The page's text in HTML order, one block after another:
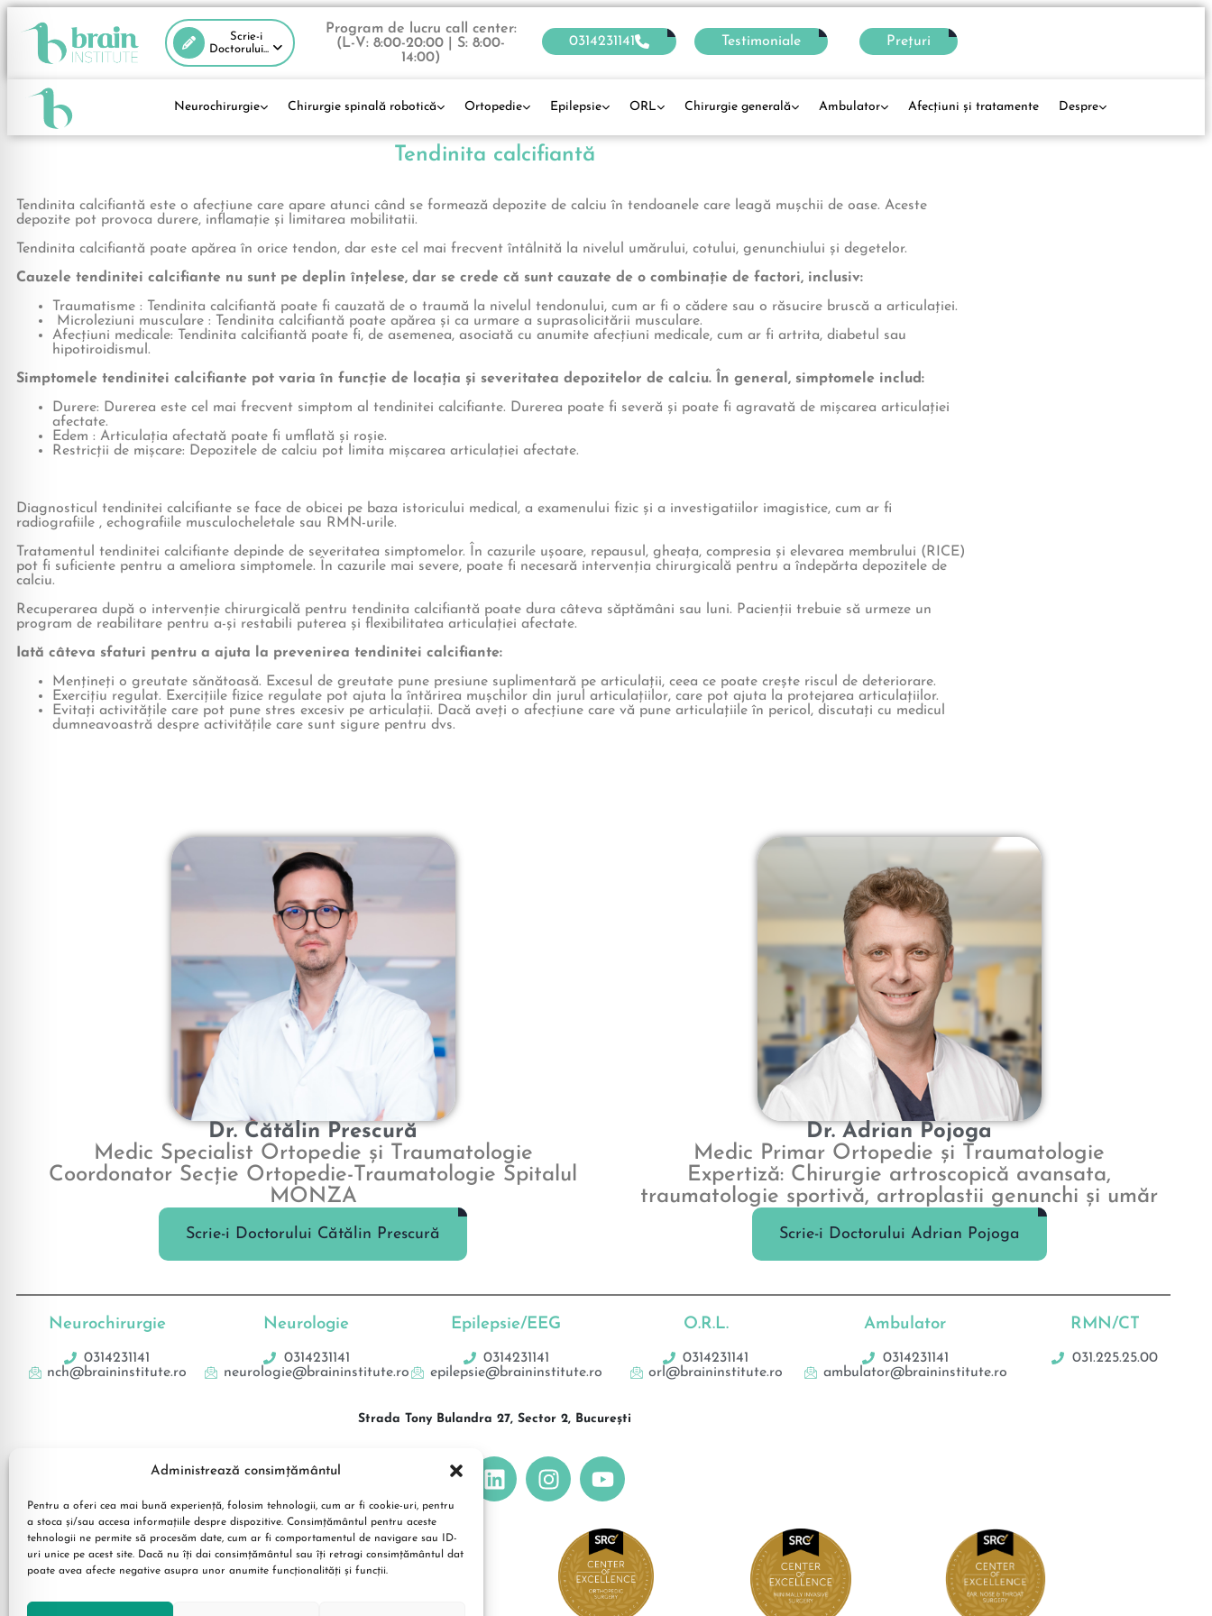
Administrează consimțământul
Pentru a oferi cea mai bună experiență, folosim tehnologii, cum ar fi cookie-uri, pentru
a stoca și/sau accesa informațiile despre dispozitive. Consimțământul pentru aceste
tehnologii ne permite să procesăm date, cum ar fi comportamentul de navigare sau ID-
uri unice pe acest site. Dacă nu îți dai consimțământul sau îți retragi consimțământul dat
poate avea afecte negative asupra unor anumite funcționalități și funcții.
Scrie-i
Doctorului...
Program de lucru call center:
(L-V: 8:00-20:00 | S: 8:00-
14:00)
0314231141 Testimoniale Prețuri
Neurochirurgie Chirurgie spinală robotică Ortopedie Epilepsie ORL Chirurgie generală Ambulator Afecţiuni și tratamente Despre
Tendinita calcifiantă
Tendinita calcifiantă este o afecțiune care apare atunci când se formează depozite de calciu în tendoanele care leagă mușchii de oase. Aceste
depozite pot provoca durere, inflamație și limitarea mobilitatii.
Tendinita calcifiantă poate apărea în orice tendon, dar este cel mai frecvent întâlnită la nivelul umărului, cotului, genunchiului și degetelor.
Cauzele tendinitei calcifiante nu sunt pe deplin înțelese, dar se crede că sunt cauzate de o combinație de factori, inclusiv:
Traumatisme : Tendinita calcifiantă poate fi cauzată de o traumă la nivelul tendonului, cum ar fi o cădere sau o răsucire bruscă a articulației.
Microleziuni musculare : Tendinita calcifiantă poate apărea și ca urmare a suprasolicitării musculare.
Afecțiuni medicale: Tendinita calcifiantă poate fi, de asemenea, asociată cu anumite afecțiuni medicale, cum ar fi artrita, diabetul sau
hipotiroidismul.
Simptomele tendinitei calcifiante pot varia în funcție de locația și severitatea depozitelor de calciu. În general, simptomele includ:
Durere: Durerea este cel mai frecvent simptom al tendinitei calcifiante. Durerea poate fi severă și poate fi agravată de mișcarea articulației
afectate.
Edem : Articulația afectată poate fi umflată și roșie.
Restricții de mișcare: Depozitele de calciu pot limita mișcarea articulației afectate.
Diagnosticul tendinitei calcifiante se face de obicei pe baza istoricului medical, a examenului fizic și a investigatiilor imagistice, cum ar fi
radiografiile , echografiile musculocheletale sau RMN-urile.
Tratamentul tendinitei calcifiante depinde de severitatea simptomelor. În cazurile ușoare, repausul, gheața, compresia și elevarea membrului (RICE)
pot fi suficiente pentru a ameliora simptomele. În cazurile mai severe, poate fi necesară intervenția chirurgicală pentru a îndepărta depozitele de
calciu.
Recuperarea după o intervenție chirurgicală pentru tendinita calcifiantă poate dura câteva săptămâni sau luni. Pacienții trebuie să urmeze un
program de reabilitare pentru a-și restabili puterea și flexibilitatea articulației afectate.
Iată câteva sfaturi pentru a ajuta la prevenirea tendinitei calcifiante:
Mențineți o greutate sănătoasă. Excesul de greutate pune presiune suplimentară pe articulații, ceea ce poate crește riscul de deteriorare.
Exercițiu regulat. Exercițiile fizice regulate pot ajuta la întărirea mușchilor din jurul articulațiilor, care pot ajuta la protejarea articulațiilor.
Evitați activitățile care pot pune stres excesiv pe articulații. Dacă aveți o afecțiune care vă pune articulațiile în pericol, discutați cu medicul
dumneavoastră despre activitățile care sunt sigure pentru dvs.
Dr. Cătălin Prescură
Medic Specialist Ortopedie și Traumatologie
Coordonator Secție Ortopedie-Traumatologie Spitalul
MONZA
Scrie-i Doctorului Cătălin Prescură
Dr. Adrian Pojoga
Medic Primar Ortopedie și Traumatologie
Expertiză: Chirurgie artroscopică avansata,
traumatologie sportivă, artroplastii genunchi și umăr
Scrie-i Doctorului Adrian Pojoga
Neurochirurgie
0314231141
nch@braininstitute.ro
Neurologie
0314231141
neurologie@braininstitute.ro
Epilepsie/EEG
0314231141
epilepsie@braininstitute.ro
O.R.L.
0314231141
orl@braininstitute.ro
Ambulator
0314231141
ambulator@braininstitute.ro
RMN/CT
031.225.25.00
Strada Tony Bulandra 27, Sector 2, București